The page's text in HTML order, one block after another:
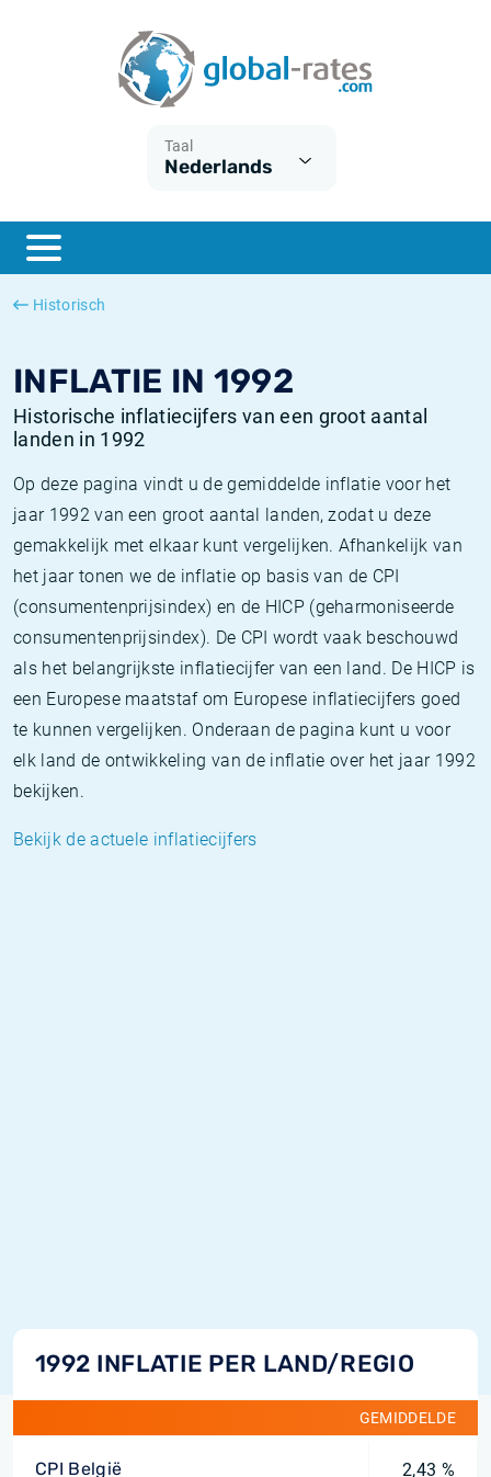
Taal
Nederlands
Historisch
INFLATIE IN 1992
Historische inflatiecijfers van een groot aantal
landen in 1992
Op deze pagina vindt u de gemiddelde inflatie voor het
jaar 1992 van een groot aantal landen, zodat u deze
gemakkelijk met elkaar kunt vergelijken. Afhankelijk van
het jaar tonen we de inflatie op basis van de CPI
(consumentenprijsindex) en de HICP (geharmoniseerde
consumentenprijsindex). De CPI wordt vaak beschouwd
als het belangrijkste inflatiecijfer van een land. De HICP is
een Europese maatstaf om Europese inflatiecijfers goed
te kunnen vergelijken. Onderaan de pagina kunt u voor
elk land de ontwikkeling van de inflatie over het jaar 1992
bekijken.
Bekijk de actuele inflatiecijfers
1992 INFLATIE PER LAND/REGIO
GEMIDDELDE
CPI België 2,43 %
ESTER
SONIA
Wat is CPI inflatie?
Wat is HICP inflatie?
Nederlandse inflatie - CPI
Amerikaanse inflatie - CPI
Euribor historie
SOFR historie
TONAR historie
Inflatiecalculator